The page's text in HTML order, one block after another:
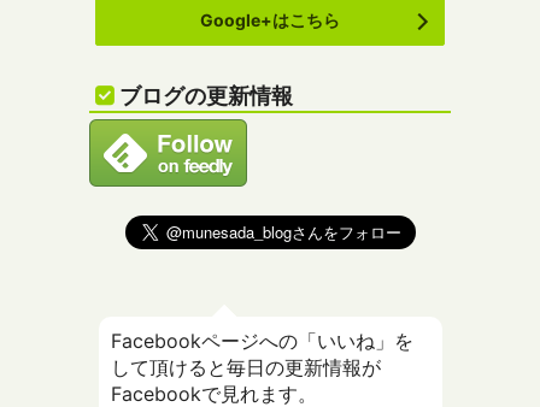
Google+はこちら
ブログの更新情報
Facebookページへの「いいね」を
して頂けると毎日の更新情報が
Facebookで見れます。